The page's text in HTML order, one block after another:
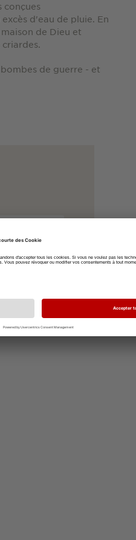
conçues
d'eau de pluie. En
de Dieu et
de guerre - et